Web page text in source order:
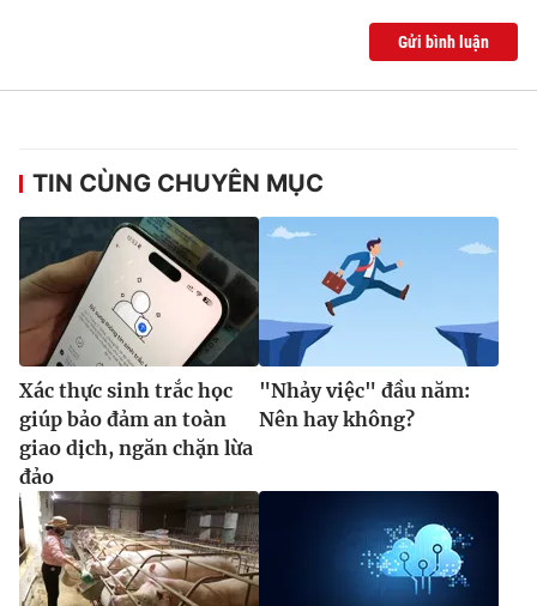
Gửi bình luận
TIN CÙNG CHUYÊN MỤC
Xác thực sinh trắc học
giúp bảo đảm an toàn
giao dịch, ngăn chặn lừa
đảo
"Nhảy việc" đầu năm:
Nên hay không?